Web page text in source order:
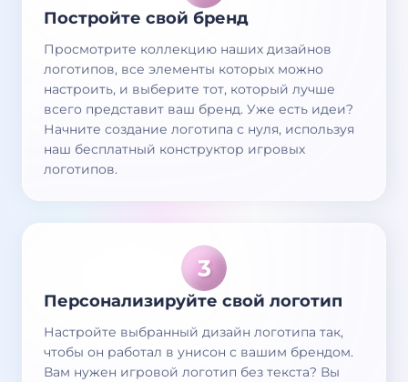
Постройте свой бренд
Просмотрите коллекцию наших дизайнов
логотипов, все элементы которых можно
настроить, и выберите тот, который лучше
всего представит ваш бренд. Уже есть идеи?
Начните создание логотипа с нуля, используя
наш бесплатный конструктор игровых
логотипов.
Персонализируйте свой логотип
Настройте выбранный дизайн логотипа так,
чтобы он работал в унисон с вашим брендом.
Вам нужен игровой логотип без текста? Вы